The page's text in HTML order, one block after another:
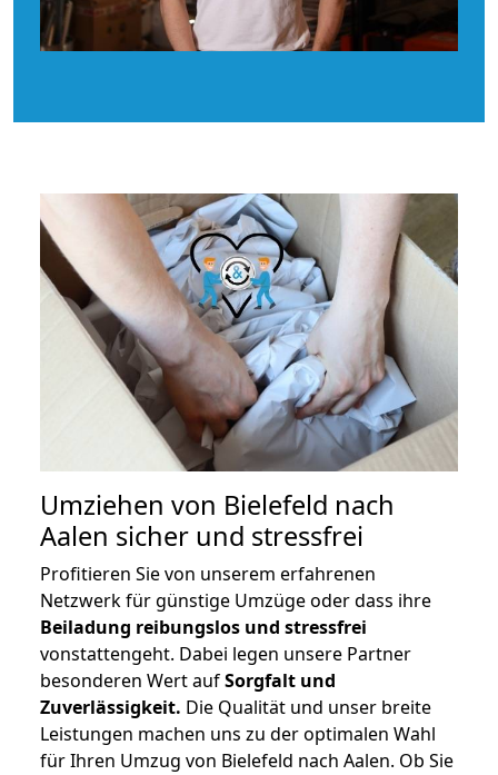
Umziehen von Bielefeld nach
Aalen sicher und stressfrei
Profitieren Sie von unserem erfahrenen
Netzwerk für günstige Umzüge oder dass ihre
Beiladung reibungslos und stressfrei
vonstattengeht. Dabei legen unsere Partner
besonderen Wert aufSorgfalt und
Zuverlässigkeit. Die Qualität und unser breite
Leistungen machen uns zu der optimalen Wahl
für Ihren Umzug von Bielefeld nach Aalen. Ob Sie